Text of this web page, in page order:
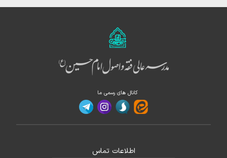
کانال های رسمی ما
اطلاعات تماس